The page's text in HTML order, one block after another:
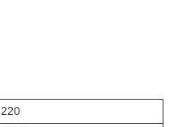
220